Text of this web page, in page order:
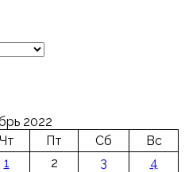
2022
Чт Пт Сб
Вс
1
2 3
4